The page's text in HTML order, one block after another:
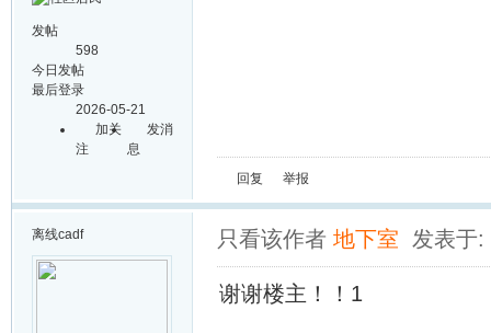
发帖
598
今日发帖
最后登录
2026-05-21
加关
注
发消
息
回复 举报
离线cadf 只看该作者 地下室 发表于:
谢谢楼主！！1